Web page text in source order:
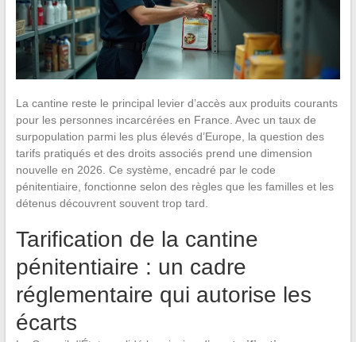
La cantine reste le principal levier d’accès aux produits courants
pour les personnes incarcérées en France. Avec un taux de
surpopulation parmi les plus élevés d’Europe, la question des
tarifs pratiqués et des droits associés prend une dimension
nouvelle en 2026. Ce système, encadré par le code
pénitentiaire, fonctionne selon des règles que les familles et les
détenus découvrent souvent trop tard.
Tarification de la cantine
pénitentiaire : un cadre
réglementaire qui autorise les
écarts